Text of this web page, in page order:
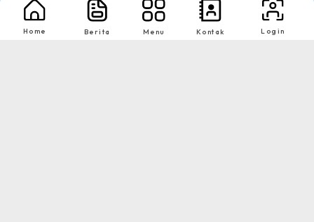
Tahun : Juli 2026
Home Berita Menu Kontak Login